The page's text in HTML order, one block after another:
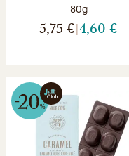
Poids net :
80g
5,75 € 4,60 €